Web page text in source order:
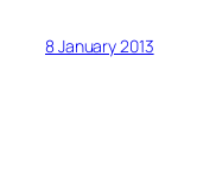
8 January 2013